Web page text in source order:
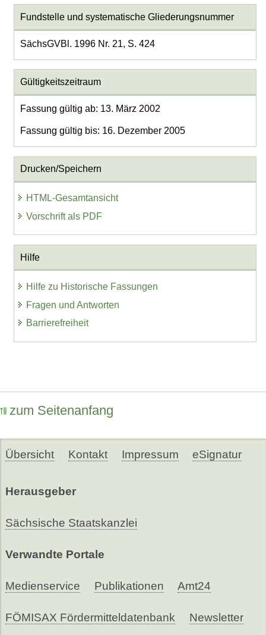
Fundstelle und systematische Gliederungsnummer
SächsGVBl. 1996 Nr. 21, S. 424
Gültigkeitszeitraum
Fassung gültig ab: 13. März 2002
Fassung gültig bis: 16. Dezember 2005
Drucken/Speichern
HTML-Gesamtansicht
Vorschrift als PDF
Hilfe
Hilfe zu Historische Fassungen
Fragen und Antworten
Barrierefreiheit
zum Seitenanfang
Übersicht Kontakt Impressum eSignatur
Herausgeber
Sächsische Staatskanzlei
Verwandte Portale
Medienservice Publikationen Amt24
FÖMISAX Fördermitteldatenbank Newsletter